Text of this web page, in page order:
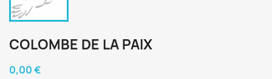
COLOMBE DE LA PAIX
0,00 €